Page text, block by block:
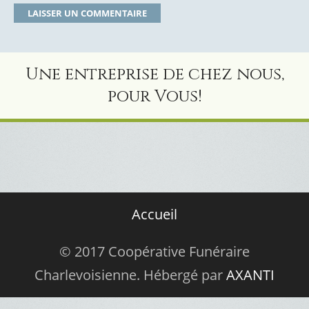
Une entreprise de chez nous,
pour Vous!
Accueil
© 2017 Coopérative Funéraire
Charlevoisienne. Hébergé parAXANTI